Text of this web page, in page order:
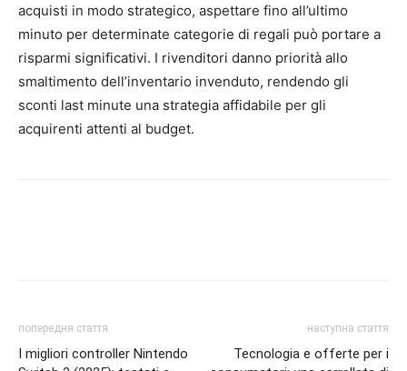
acquisti in modo strategico, aspettare fino all’ultimo
minuto per determinate categorie di regali può portare a
risparmi significativi. I rivenditori danno priorità allo
smaltimento dell’inventario invenduto, rendendo gli
sconti last minute una strategia affidabile per gli
acquirenti attenti al budget.
попередня стаття
I migliori controller Nintendo
наступна стаття
Tecnologia e offerte per i